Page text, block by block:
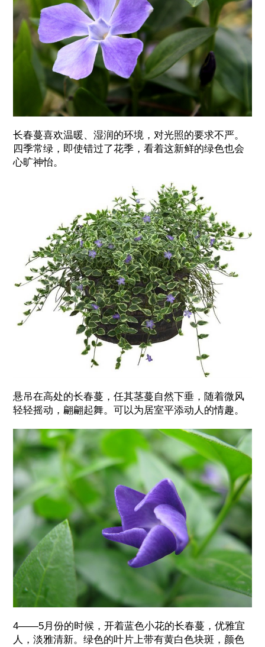
长春蔓喜欢温暖、湿润的环境，对光照的要求不严。
四季常绿，即使错过了花季，看着这新鲜的绿色也会
心旷神怡。
悬吊在高处的长春蔓，任其茎蔓自然下垂，随着微风
轻轻摇动，翩翩起舞。可以为居室平添动人的情趣。
4——5月份的时候，开着蓝色小花的长春蔓，优雅宜
人，淡雅清新。绿色的叶片上带有黄白色块斑，颜色